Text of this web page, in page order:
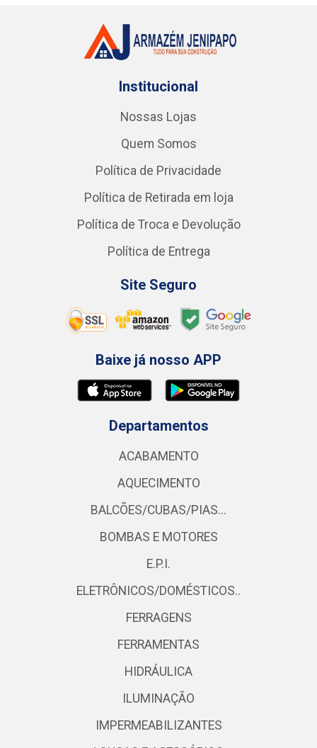
Institucional
Nossas Lojas
Quem Somos
Política de Privacidade
Política de Retirada em loja
Política de Troca e Devolução
Política de Entrega
Site Seguro
Baixe já nosso APP
Departamentos
ACABAMENTO
AQUECIMENTO
BALCÕES/CUBAS/PIAS...
BOMBAS E MOTORES
E.P.I.
ELETRÔNICOS/DOMÉSTICOS..
FERRAGENS
FERRAMENTAS
HIDRÁULICA
ILUMINAÇÃO
IMPERMEABILIZANTES